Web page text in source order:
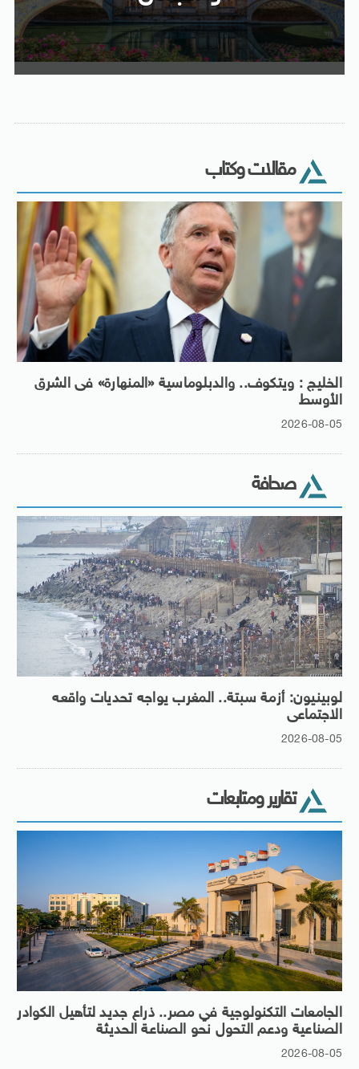
مقالات وكتاب
الخليج : ويتكوف.. والدبلوماسية «المنهارة» فى الشرق
الأوسط
2026-08-05
صحافة
لوبينيون: أزمة سبتة.. المغرب يواجه تحديات واقعه
الاجتماعى
2026-08-05
تقارير ومتابعات
الجامعات التكنولوجية في مصر.. ذراع جديد لتأهيل الكوادر
الصناعية ودعم التحول نحو الصناعة الحديثة
2026-08-05